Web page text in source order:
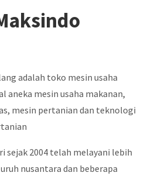
adalah toko mesin usaha
aneka mesin usaha makanan,
mesin pertanian dan teknologi
sejak 2004 telah melayani lebih
nusantara dan beberapa